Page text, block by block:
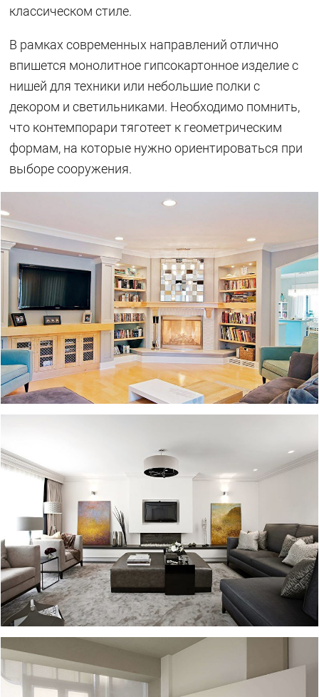
классическом стиле.
В рамках современных направлений отлично
впишется монолитное гипсокартонное изделие с
нишей для техники или небольшие полки с
декором и светильниками. Необходимо помнить,
что контемпорари тяготеет к геометрическим
формам, на которые нужно ориентироваться при
выборе сооружения.